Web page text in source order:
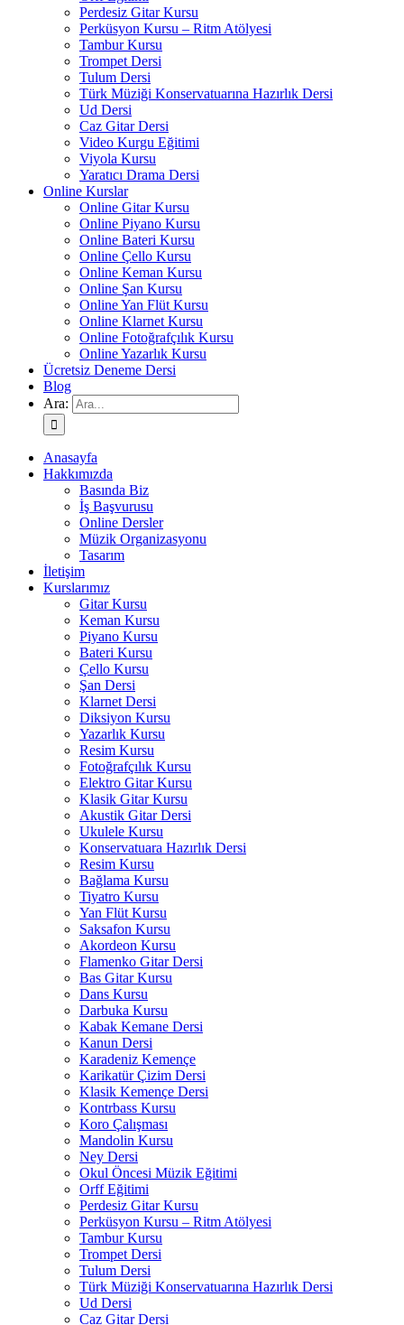
Perdesiz Gitar Kursu
Perküsyon Kursu – Ritm Atölyesi
Tambur Kursu
Trompet Dersi
Tulum Dersi
Türk Müziği Konservatuarına Hazırlık Dersi
Ud Dersi
Caz Gitar Dersi
Video Kurgu Eğitimi
Viyola Kursu
Yaratıcı Drama Dersi
Online Kurslar
Online Gitar Kursu
Online Piyano Kursu
Online Bateri Kursu
Online Çello Kursu
Online Keman Kursu
Online Şan Kursu
Online Yan Flüt Kursu
Online Klarnet Kursu
Online Fotoğrafçılık Kursu
Online Yazarlık Kursu
Ücretsiz Deneme Dersi
Blog
Ara:
Anasayfa
Hakkımızda
Basında Biz
İş Başvurusu
Online Dersler
Müzik Organizasyonu
Tasarım
İletişim
Kurslarımız
Gitar Kursu
Keman Kursu
Piyano Kursu
Bateri Kursu
Çello Kursu
Şan Dersi
Klarnet Dersi
Diksiyon Kursu
Yazarlık Kursu
Resim Kursu
Fotoğrafçılık Kursu
Elektro Gitar Kursu
Klasik Gitar Kursu
Akustik Gitar Dersi
Ukulele Kursu
Konservatuara Hazırlık Dersi
Resim Kursu
Bağlama Kursu
Tiyatro Kursu
Yan Flüt Kursu
Saksafon Kursu
Akordeon Kursu
Flamenko Gitar Dersi
Bas Gitar Kursu
Dans Kursu
Darbuka Kursu
Kabak Kemane Dersi
Kanun Dersi
Karadeniz Kemençe
Karikatür Çizim Dersi
Klasik Kemençe Dersi
Kontrbass Kursu
Koro Çalışması
Mandolin Kursu
Ney Dersi
Okul Öncesi Müzik Eğitimi
Orff Eğitimi
Perdesiz Gitar Kursu
Perküsyon Kursu – Ritm Atölyesi
Tambur Kursu
Trompet Dersi
Tulum Dersi
Türk Müziği Konservatuarına Hazırlık Dersi
Ud Dersi
Caz Gitar Dersi